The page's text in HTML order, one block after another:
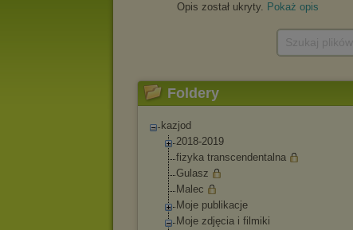
Opis został ukryty. Pokaż opis
Foldery
kazjod
2018-2019
fizyka transcendentalna
Gulasz
Malec
Moje publikacje
Moje zdjęcia i filmiki